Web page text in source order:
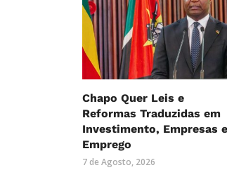
Chapo Quer Leis e
Reformas Traduzidas em
Investimento, Empresas e
Emprego
7 de Agosto, 2026